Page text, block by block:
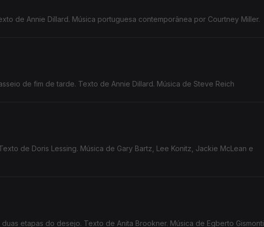
de Annie Dillard. Música portuguesa contemporânea por Courtney Miller.
de fim de tarde. Texto de Annie Dillard. Música de Steve Reich
de Doris Lessing. Música de Gary Bartz, Lee Konitz, Jackie McLean e
etapas do desejo. Texto de Anita Brookner. Música de Egberto Gismonti